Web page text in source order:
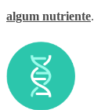
algum nutriente.